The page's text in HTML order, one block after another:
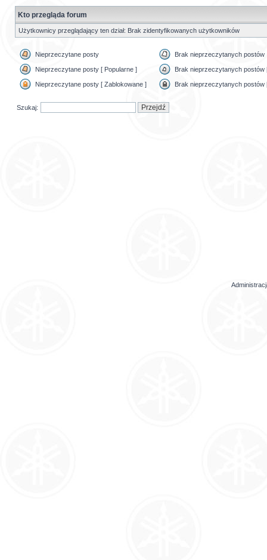
Kto przegląda forum
Użytkownicy przeglądający ten dział: Brak zidentyfikowanych użytkowników
Nieprzeczytane posty Brak nieprzeczytanych postów
Nieprzeczytane posty [ Popularne ] Brak nieprzeczytanych postów
Nieprzeczytane posty [ Zablokowane ] Brak nieprzeczytanych postów
Szukaj: